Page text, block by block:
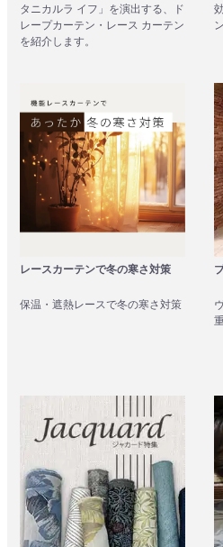
タニカルラ イフ」を演出する、ド
レープカーテン・レース カーテン
を紹介します。
レースカーテンで冬の寒さ対策
保温・遮熱レースで冬の寒さ対策